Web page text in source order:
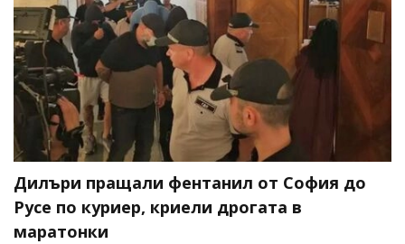
Дилъри пращали фентанил от София до
Русе по куриер, криели дрогата в
маратонки